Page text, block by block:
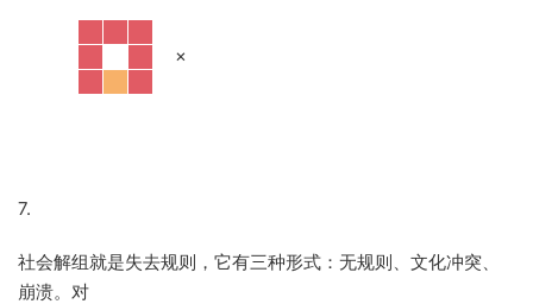
×
7.
社会解组就是失去规则，它有三种形式：无规则、文化冲突、
崩溃。对